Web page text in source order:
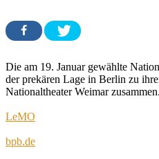
Die am 19. Januar gewählte
der prekären Lage in Berlin zu
Nationaltheater Weimar zusammen.
LeMO
bpb.de